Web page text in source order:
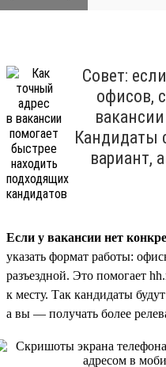
Совет:
офисов,
Кандидаты
вариант,
Если у вакансии нет
указать формат работы:
разъездной. Это помогает
к месту. Так кандидаты
а вы — получать более